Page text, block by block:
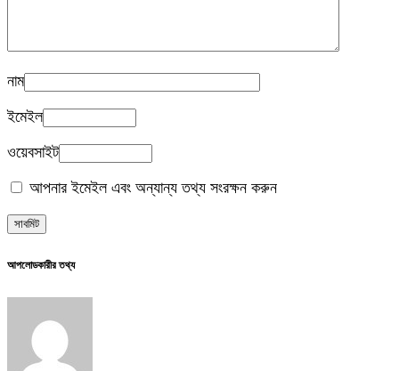
নাম
ইমেইল
ওয়েবসাইট
আপনার ইমেইল এবং অন্যান্য তথ্য সংরক্ষন করুন
আপলোডকারীর তথ্য